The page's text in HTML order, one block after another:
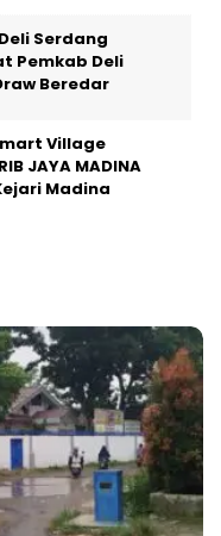
Serdang
Pemkab Deli
Beredar
Village
JAYA MADINA
Madina